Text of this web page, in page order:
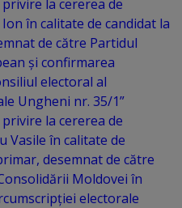
privire la cererea de
în calitate de candidat la
de către Partidul
și confirmarea
electoral al
Ungheni nr. 35/1”
privire la cererea de
Vasile în calitate de
desemnat de către
Moldovei în
electorale